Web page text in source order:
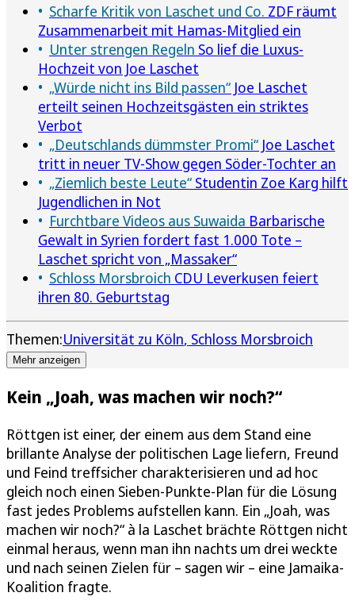
Scharfe Kritik von Laschet und Co. ZDF räumt
Zusammenarbeit mit Hamas-Mitglied ein
Unter strengen Regeln So lief die Luxus-
Hochzeit von Joe Laschet
„Würde nicht ins Bild passen“ Joe Laschet
erteilt seinen Hochzeitsgästen ein striktes
Verbot
„Deutschlands dümmster Promi“ Joe Laschet
tritt in neuer TV-Show gegen Söder-Tochter an
„Ziemlich beste Leute“ Studentin Zoe Karg hilft
Jugendlichen in Not
Furchtbare Videos aus Suwaida Barbarische
Gewalt in Syrien fordert fast 1.000 Tote –
Laschet spricht von „Massaker“
Schloss Morsbroich CDU Leverkusen feiert
ihren 80. Geburtstag
Themen:Universität zu Köln Schloss Morsbroich
Mehr anzeigen
Kein „Joah, was machen wir noch?“
Röttgen ist einer, der einem aus dem Stand eine
brillante Analyse der politischen Lage liefern, Freund
und Feind treffsicher charakterisieren und ad hoc
gleich noch einen Sieben-Punkte-Plan für die Lösung
fast jedes Problems aufstellen kann. Ein „Joah, was
machen wir noch?“ à la Laschet brächte Röttgen nicht
einmal heraus, wenn man ihn nachts um drei weckte
und nach seinen Zielen für – sagen wir – eine Jamaika-
Koalition fragte.